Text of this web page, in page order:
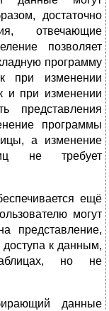
достаточно
отвечающие
позволяет
программу
при изменении
и при изменении
представления
программы
а изменение
не требует
ещё
могут
представление,
доступа к данным,
но не
данные